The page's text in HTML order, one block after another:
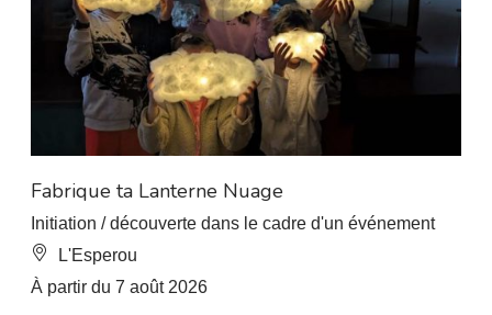
Fabrique ta Lanterne Nuage
Initiation / découverte dans le cadre d'un événement
L'Esperou
À partir du 7 août 2026